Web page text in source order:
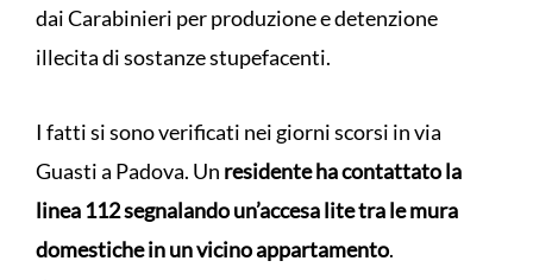
dai Carabinieri per produzione e detenzione
illecita di sostanze stupefacenti.
I fatti si sono verificati nei giorni scorsi in via
Guasti a Padova. Un residente ha contattato la
linea 112 segnalando un’accesa lite tra le mura
domestiche in un vicino appartamento.